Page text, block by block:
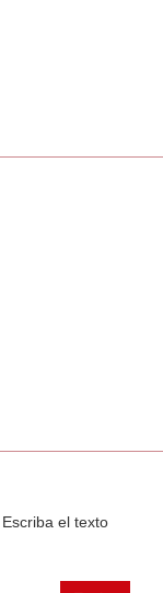
Escriba el texto